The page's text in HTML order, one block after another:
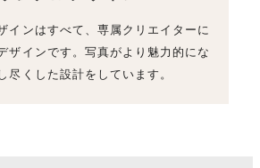
インはすべて、専属クリエイターに
ザインです。写真がより魅力的にな
尽くした設計をしています。